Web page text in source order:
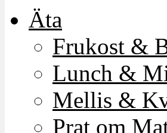
Äta
Frukost &
Lunch &
Mellis &
Prat om